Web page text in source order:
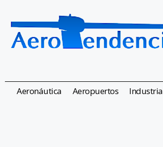
Aeronáutica Aeropuertos Industria